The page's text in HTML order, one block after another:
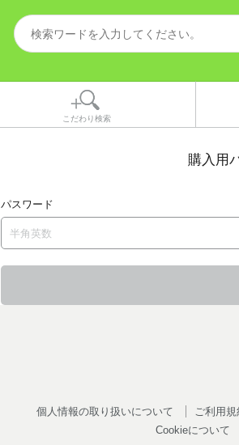
こだわり検索
購入用
パスワード
個人情報の取り扱いについて ご利用規
Cookieについて